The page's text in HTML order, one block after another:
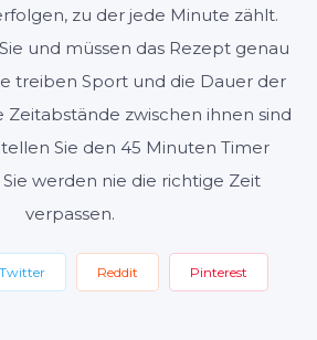
zu der jede Minute zählt.
und müssen das Rezept genau
treiben Sport und die Dauer der
zwischen ihnen sind
Sie den 45 Minuten Timer
werden nie die richtige Zeit
verpassen.
Twitter Reddit Pinterest
Einstellungen